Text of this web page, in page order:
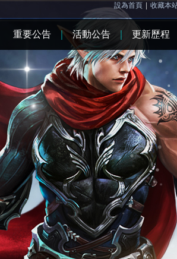
設為首頁 收藏本